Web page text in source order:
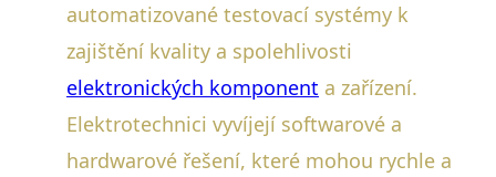
automatizované testovací systémy k
zajištění kvality a spolehlivosti
elektronických komponent a zařízení.
Elektrotechnici vyvíjejí softwarové a
hardwarové řešení, které mohou rychle a